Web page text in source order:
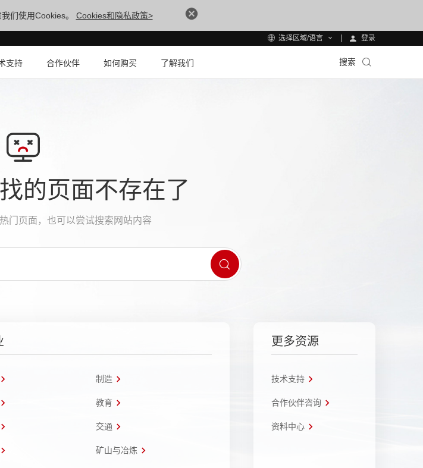
们使用Cookies。 Cookies和隐私政策>
选择区域/语言 登录
支持 合作伙伴 如何购买 了解我们 搜索
的页面不存在了
门页面，也可以尝试搜索网站内容
制造
教育
交通
矿山与冶炼
更多资源
技术支持
合作伙伴咨询
资料中心